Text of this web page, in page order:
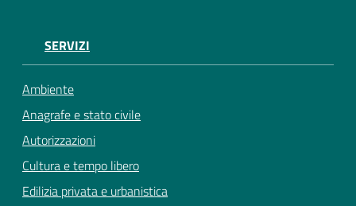
SERVIZI
Ambiente
Anagrafe e stato civile
Autorizzazioni
Cultura e tempo libero
Edilizia privata e urbanistica